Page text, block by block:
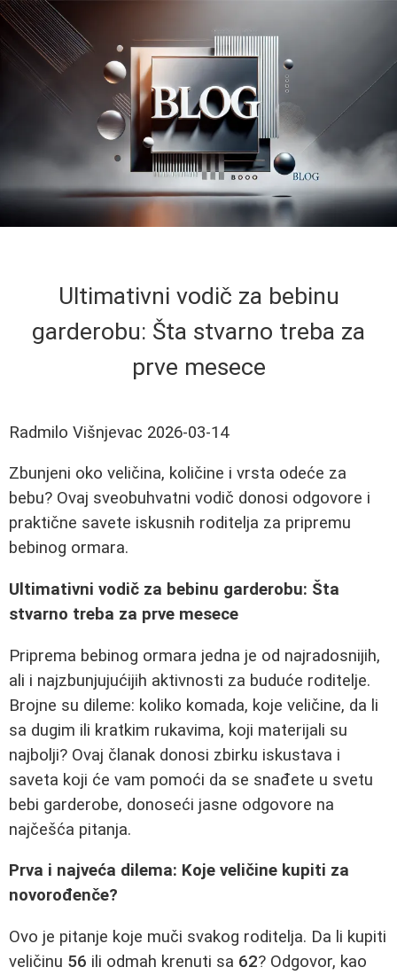
Ultimativni vodič za bebinu
garderobu: Šta stvarno treba za
prve mesece
Radmilo Višnjevac 2026-03-14
Zbunjeni oko veličina, količine i vrsta odeće za
bebu? Ovaj sveobuhvatni vodič donosi odgovore i
praktične savete iskusnih roditelja za pripremu
bebinog ormara.
Ultimativni vodič za bebinu garderobu: Šta
stvarno treba za prve mesece
Priprema bebinog ormara jedna je od najradosnijih,
ali i najzbunjujućijih aktivnosti za buduće roditelje.
Brojne su dileme: koliko komada, koje veličine, da li
sa dugim ili kratkim rukavima, koji materijali su
najbolji? Ovaj članak donosi zbirku iskustava i
saveta koji će vam pomoći da se snađete u svetu
bebi garderobe, donoseći jasne odgovore na
najčešća pitanja.
Prva i najveća dilema: Koje veličine kupiti za
novorođenče?
Ovo je pitanje koje muči svakog roditelja. Da li kupiti
veličinu 56 ili odmah krenuti sa 62? Odgovor, kao